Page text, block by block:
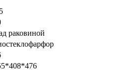
раковиной